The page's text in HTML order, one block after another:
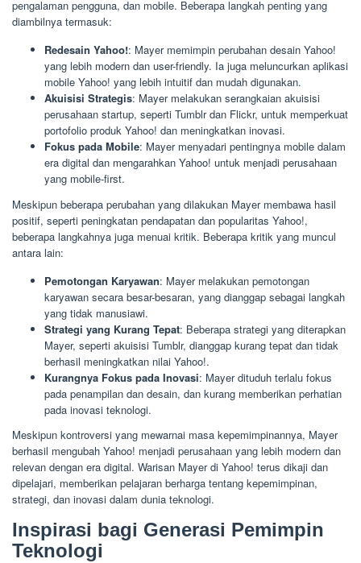
pengalaman pengguna, dan mobile. Beberapa langkah penting yang
diambilnya termasuk:
Redesain Yahoo!: Mayer memimpin perubahan desain Yahoo!
yang lebih modern dan user-friendly. Ia juga meluncurkan aplikasi
mobile Yahoo! yang lebih intuitif dan mudah digunakan.
Akuisisi Strategis: Mayer melakukan serangkaian akuisisi
perusahaan startup, seperti Tumblr dan Flickr, untuk memperkuat
portofolio produk Yahoo! dan meningkatkan inovasi.
Fokus pada Mobile: Mayer menyadari pentingnya mobile dalam
era digital dan mengarahkan Yahoo! untuk menjadi perusahaan
yang mobile-first.
Meskipun beberapa perubahan yang dilakukan Mayer membawa hasil
positif, seperti peningkatan pendapatan dan popularitas Yahoo!,
beberapa langkahnya juga menuai kritik. Beberapa kritik yang muncul
antara lain:
Pemotongan Karyawan: Mayer melakukan pemotongan
karyawan secara besar-besaran, yang dianggap sebagai langkah
yang tidak manusiawi.
Strategi yang Kurang Tepat: Beberapa strategi yang diterapkan
Mayer, seperti akuisisi Tumblr, dianggap kurang tepat dan tidak
berhasil meningkatkan nilai Yahoo!.
Kurangnya Fokus pada Inovasi: Mayer dituduh terlalu fokus
pada penampilan dan desain, dan kurang memberikan perhatian
pada inovasi teknologi.
Meskipun kontroversi yang mewarnai masa kepemimpinannya, Mayer
berhasil mengubah Yahoo! menjadi perusahaan yang lebih modern dan
relevan dengan era digital. Warisan Mayer di Yahoo! terus dikaji dan
dipelajari, memberikan pelajaran berharga tentang kepemimpinan,
strategi, dan inovasi dalam dunia teknologi.
Inspirasi bagi Generasi Pemimpin
Teknologi